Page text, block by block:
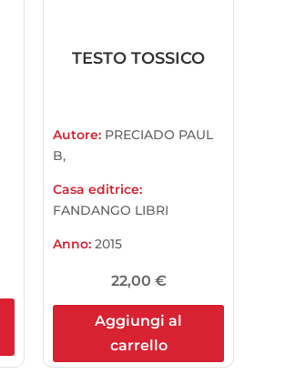
TESTO TOSSICO
Autore: PRECIADO PAUL
B,
Casa editrice:
FANDANGO LIBRI
Anno:2015
22,00 €
Aggiungi al
carrello